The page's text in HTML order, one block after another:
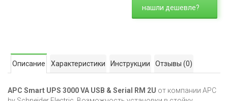
нашли дешевле?
Описание Характеристики Инструкции Отзывы (0)
APC Smart UPS 3000 VA USB & Serial RM 2U от компании APC